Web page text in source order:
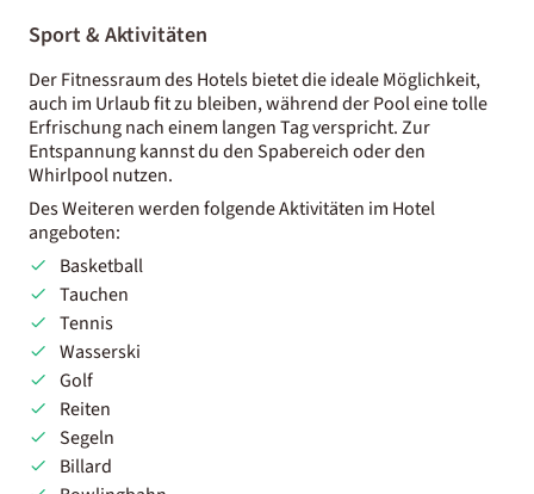
Sport & Aktivitäten
Der Fitnessraum des Hotels bietet die ideale Möglichkeit,
auch im Urlaub fit zu bleiben, während der Pool eine tolle
Erfrischung nach einem langen Tag verspricht. Zur
Entspannung kannst du den Spabereich oder den
Whirlpool nutzen.
Des Weiteren werden folgende Aktivitäten im Hotel
angeboten:
Basketball
Tauchen
Tennis
Wasserski
Golf
Reiten
Segeln
Billard